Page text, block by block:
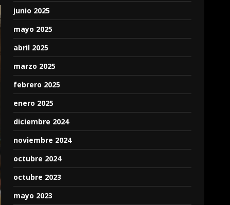
junio 2025
mayo 2025
abril 2025
marzo 2025
febrero 2025
enero 2025
diciembre 2024
noviembre 2024
octubre 2024
octubre 2023
mayo 2023